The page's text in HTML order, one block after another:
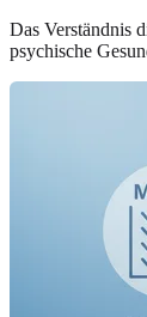
Das Verständnis
psychische